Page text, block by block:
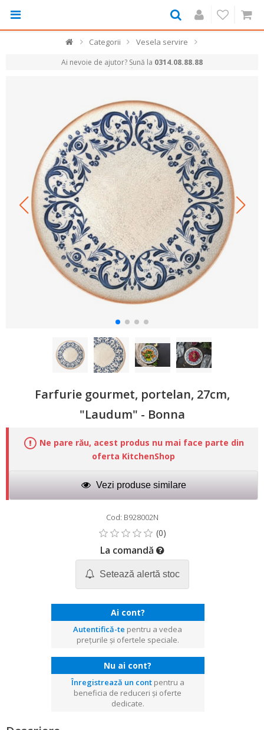
Categorii Vesela servire
Ai nevoie de ajutor? Sună la 0314.08.88.88
Farfurie gourmet, portelan, 27cm,
"Laudum" - Bonna
Ne pare rău, acest produs nu mai face parte din
oferta KitchenShop
Vezi produse similare
Cod: B928002N
La comandă
Setează alertă stoc
Ai cont?
Autentifică-te pentru a vedea
prețurile și ofertele speciale.
Nu ai cont?
Înregistrează un contpentru a
beneficia de reduceri și oferte
dedicate.